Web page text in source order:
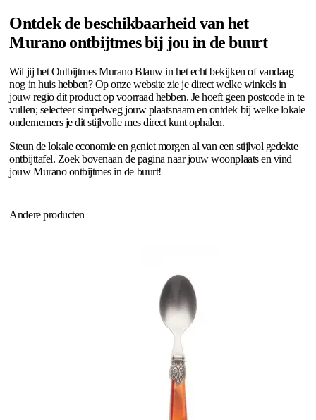
Ontdek de beschikbaarheid van het
Murano ontbijtmes bij jou in de buurt
Wil jij het Ontbijtmes Murano Blauw in het echt bekijken of vandaag
nog in huis hebben? Op onze website zie je direct welke winkels in
jouw regio dit product op voorraad hebben. Je hoeft geen postcode in te
vullen; selecteer simpelweg jouw plaatsnaam en ontdek bij welke lokale
ondernemers je dit stijlvolle mes direct kunt ophalen.
Steun de lokale economie en geniet morgen al van een stijlvol gedekte
ontbijttafel. Zoek bovenaan de pagina naar jouw woonplaats en vind
jouw Murano ontbijtmes in de buurt!
Andere producten